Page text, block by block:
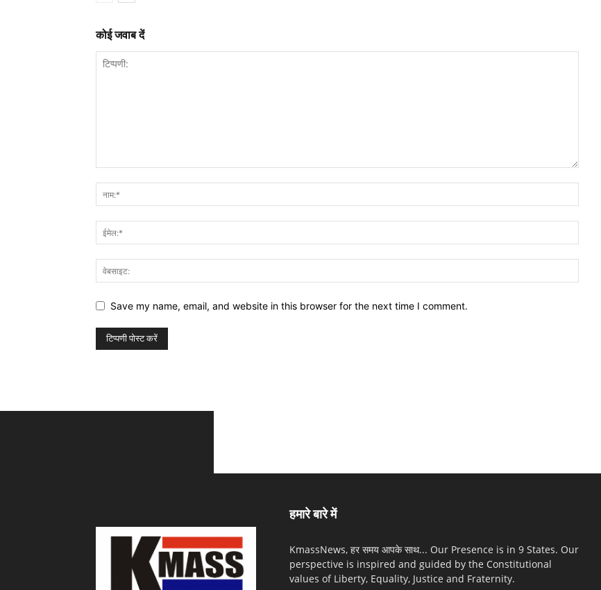
कोई जवाब दें
Save my name, email, and website in this browser for the next time I comment.
हमारे बारे में
KmassNews, हर समय आपके साथ... Our Presence is in 9 States. Our
perspective is inspired and guided by the Constitutional
values of Liberty, Equality, Justice and Fraternity.